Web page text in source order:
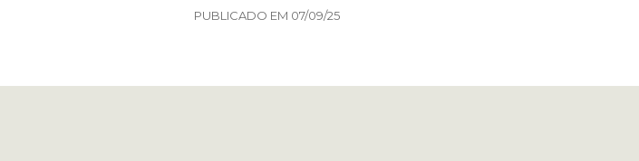
PUBLICADO EM 07/09/25